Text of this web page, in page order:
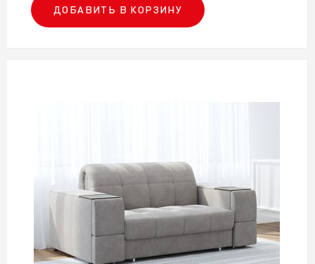
ДОБАВИТЬ В КОРЗИНУ